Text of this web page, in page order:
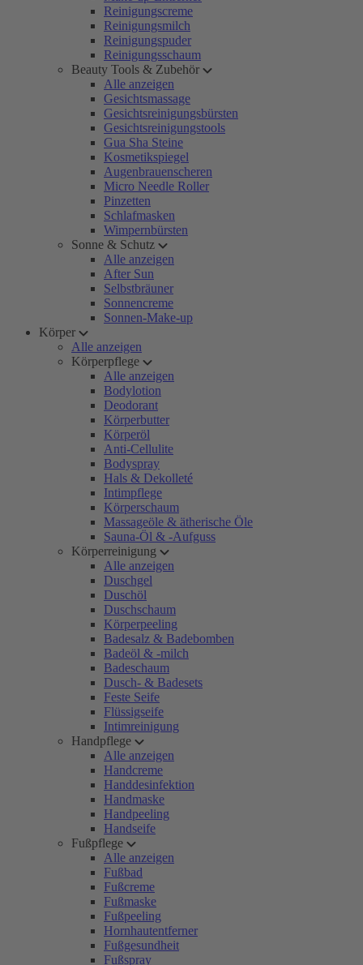
Reinigungscreme
Reinigungsmilch
Reinigungspuder
Reinigungsschaum
Beauty Tools & Zubehör
Alle anzeigen
Gesichtsmassage
Gesichtsreinigungsbürsten
Gesichtsreinigungstools
Gua Sha Steine
Kosmetikspiegel
Augenbrauenscheren
Micro Needle Roller
Pinzetten
Schlafmasken
Wimpernbürsten
Sonne & Schutz
Alle anzeigen
After Sun
Selbstbräuner
Sonnencreme
Sonnen-Make-up
Körper
Alle anzeigen
Körperpflege
Alle anzeigen
Bodylotion
Deodorant
Körperbutter
Körperöl
Anti-Cellulite
Bodyspray
Hals & Dekolleté
Intimpflege
Körperschaum
Massageöle & ätherische Öle
Sauna-Öl & -Aufguss
Körperreinigung
Alle anzeigen
Duschgel
Duschöl
Duschschaum
Körperpeeling
Badesalz & Badebomben
Badeöl & -milch
Badeschaum
Dusch- & Badesets
Feste Seife
Flüssigseife
Intimreinigung
Handpflege
Alle anzeigen
Handcreme
Handdesinfektion
Handmaske
Handpeeling
Handseife
Fußpflege
Alle anzeigen
Fußbad
Fußcreme
Fußmaske
Fußpeeling
Hornhautentferner
Fußgesundheit
Fußspray